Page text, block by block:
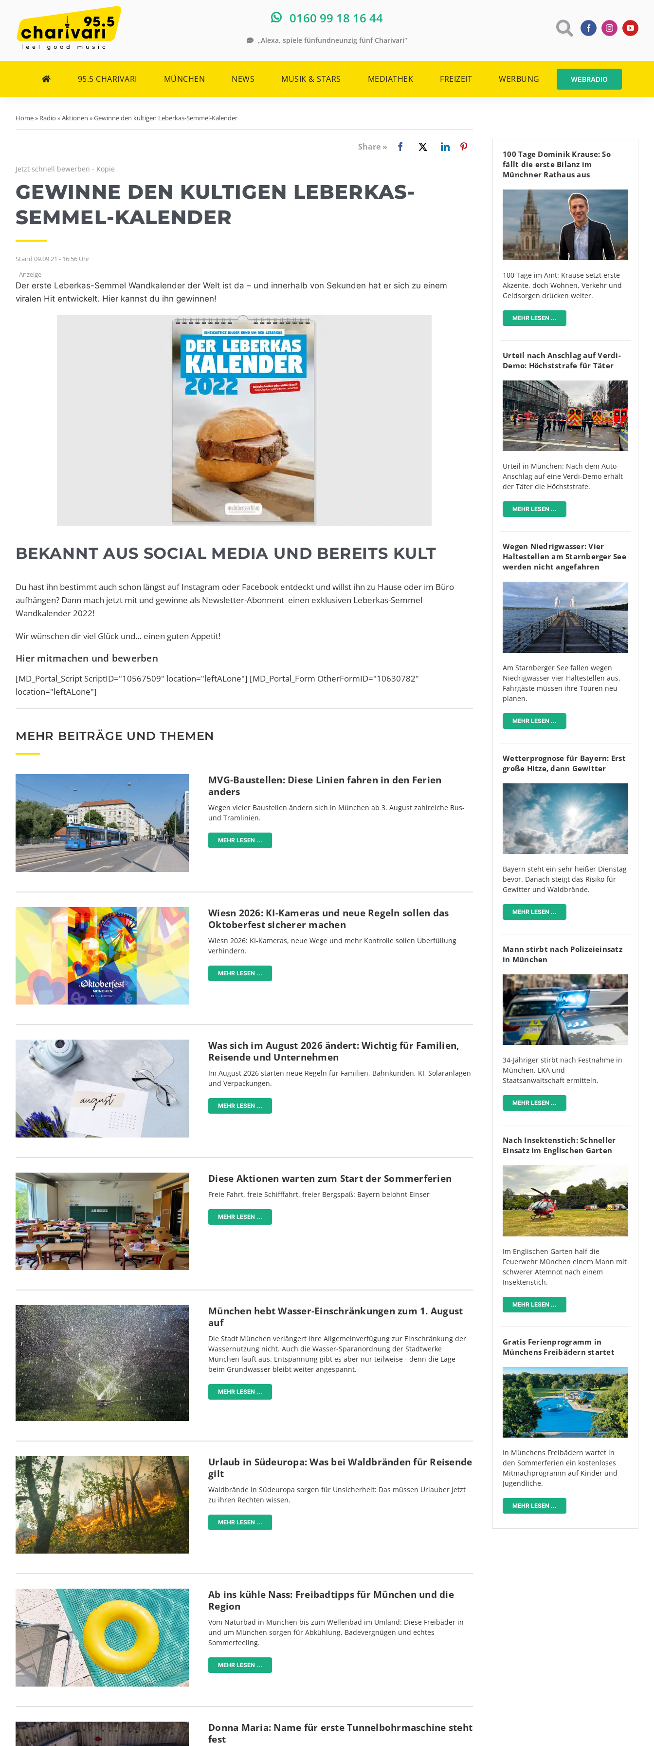
Inhalt
springen
0160 99 18 16 44
„Alexa, spiele fünfundneunzig fünf Charivari“
95.5 CHARIVARI MÜNCHEN NEWS MUSIK & STARS MEDIATHEK FREIZEIT WERBUNG WEBRADIO
Home» Radio »Aktionen »Gewinne den kultigen Leberkas-Semmel-Kalender
Share »
Jetzt schnell bewerben - Kopie
GEWINNE DEN KULTIGEN LEBERKAS-
SEMMEL-KALENDER
Stand 09.09.21 - 16:56 Uhr
- Anzeige -
Der erste Leberkas-Semmel Wandkalender der Welt ist da – und innerhalb von Sekunden hat er sich zu einem
viralen Hit entwickelt. Hier kannst du ihn gewinnen!
BEKANNT AUS SOCIAL MEDIA UND BEREITS KULT
Du hast ihn bestimmt auch schon längst auf Instagram oder Facebook entdeckt und willst ihn zu Hause oder im Büro
aufhängen? Dann mach jetzt mit und gewinne als Newsletter-Abonnent einen exklusiven Leberkas-Semmel
Wandkalender 2022!
Wir wünschen dir viel Glück und… einen guten Appetit!
Hier mitmachen und bewerben
[MD_Portal_Script ScriptID="10567509" location="leftALone"] [MD_Portal_Form OtherFormID="10630782"
location="leftALone"]
MEHR BEITRÄGE UND THEMEN
MVG-Baustellen: Diese Linien fahren in den Ferien
anders
Wegen vieler Baustellen ändern sich in München ab 3. August zahlreiche Bus-
und Tramlinien.
MEHR LESEN ...
Wiesn 2026: KI-Kameras und neue Regeln sollen das
Oktoberfest sicherer machen
Wiesn 2026: KI-Kameras, neue Wege und mehr Kontrolle sollen Überfüllung
verhindern.
MEHR LESEN ...
Was sich im August 2026 ändert: Wichtig für Familien,
Reisende und Unternehmen
Im August 2026 starten neue Regeln für Familien, Bahnkunden, KI, Solaranlagen
und Verpackungen.
MEHR LESEN ...
Diese Aktionen warten zum Start der Sommerferien
Freie Fahrt, freie Schifffahrt, freier Bergspaß: Bayern belohnt Einser
MEHR LESEN ...
München hebt Wasser-Einschränkungen zum 1. August
auf
Die Stadt München verlängert ihre Allgemeinverfügung zur Einschränkung der
Wassernutzung nicht. Auch die Wasser-Sparanordnung der Stadtwerke
München läuft aus. Entspannung gibt es aber nur teilweise - denn die Lage
beim Grundwasser bleibt weiter angespannt.
MEHR LESEN ...
Urlaub in Südeuropa: Was bei Waldbränden für Reisende
gilt
Waldbrände in Südeuropa sorgen für Unsicherheit: Das müssen Urlauber jetzt
zu ihren Rechten wissen.
MEHR LESEN ...
Ab ins kühle Nass: Freibadtipps für München und die
Region
Vom Naturbad in München bis zum Wellenbad im Umland: Diese Freibäder in
und um München sorgen für Abkühlung, Badevergnügen und echtes
Sommerfeeling.
MEHR LESEN ...
Donna Maria: Name für erste Tunnelbohrmaschine steht
fest
100 Tage Dominik Krause: So
fällt die erste Bilanz im
Münchner Rathaus aus
100 Tage im Amt: Krause setzt erste
Akzente, doch Wohnen, Verkehr und
Geldsorgen drücken weiter.
MEHR LESEN ...
Urteil nach Anschlag auf Verdi-
Demo: Höchststrafe für Täter
Urteil in München: Nach dem Auto-
Anschlag auf eine Verdi-Demo erhält
der Täter die Höchststrafe.
MEHR LESEN ...
Wegen Niedrigwasser: Vier
Haltestellen am Starnberger See
werden nicht angefahren
Am Starnberger See fallen wegen
Niedrigwasser vier Haltestellen aus.
Fahrgäste müssen ihre Touren neu
planen.
MEHR LESEN ...
Wetterprognose für Bayern: Erst
große Hitze, dann Gewitter
Bayern steht ein sehr heißer Dienstag
bevor. Danach steigt das Risiko für
Gewitter und Waldbrände.
MEHR LESEN ...
Mann stirbt nach Polizeieinsatz
in München
34-Jähriger stirbt nach Festnahme in
München. LKA und
Staatsanwaltschaft ermitteln.
MEHR LESEN ...
Nach Insektenstich: Schneller
Einsatz im Englischen Garten
Im Englischen Garten half die
Feuerwehr München einem Mann mit
schwerer Atemnot nach einem
Insektenstich.
MEHR LESEN ...
Gratis Ferienprogramm in
Münchens Freibädern startet
In Münchens Freibädern wartet in
den Sommerferien ein kostenloses
Mitmachprogramm auf Kinder und
Jugendliche.
MEHR LESEN ...